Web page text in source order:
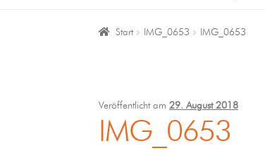
Start IMG_0653 IMG_0653
Veröffentlicht am29. August 2018
IMG_0653